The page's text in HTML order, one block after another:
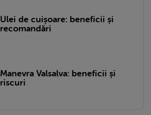
Ulei de cuișoare: beneficii și
recomandări
Manevra Valsalva: beneficii și
riscuri